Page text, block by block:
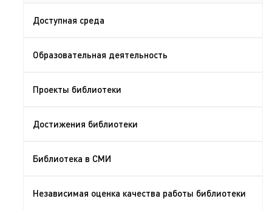
Доступная среда
Образовательная деятельность
Проекты библиотеки
Достижения библиотеки
Библиотека в СМИ
Независимая оценка качества работы библиотеки